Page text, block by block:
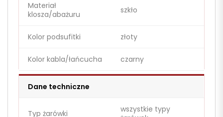
Materiał
klosza/abażuru
szkło
Kolor podsufitki złoty
Kolor kabla/łańcucha czarny
Dane techniczne
Typ żarówki
wszystkie typy